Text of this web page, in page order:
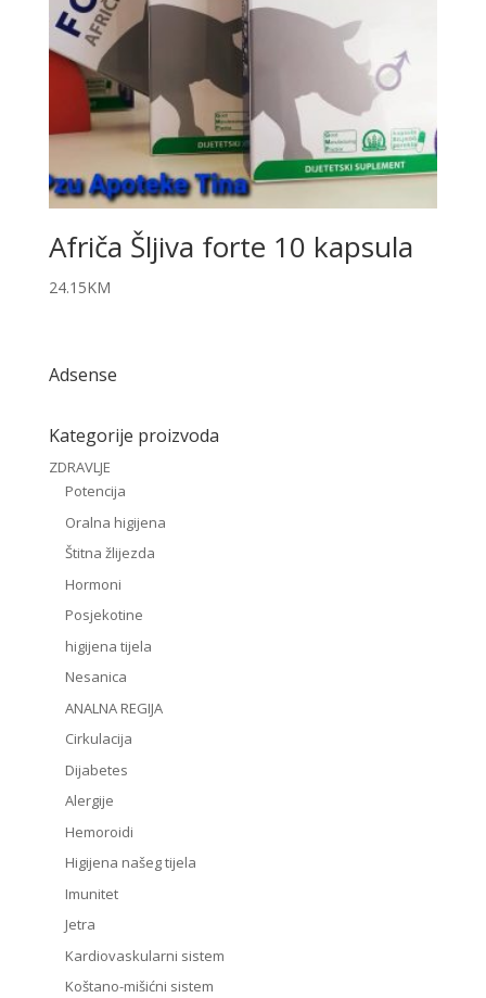
Afriča Šljiva forte 10 kapsula
24.15KM
Adsense
Kategorije proizvoda
ZDRAVLJE
Potencija
Oralna higijena
Štitna žlijezda
Hormoni
Posjekotine
higijena tijela
Nesanica
ANALNA REGIJA
Cirkulacija
Dijabetes
Alergije
Hemoroidi
Higijena našeg tijela
Imunitet
Jetra
Kardiovaskularni sistem
Koštano-mišićni sistem